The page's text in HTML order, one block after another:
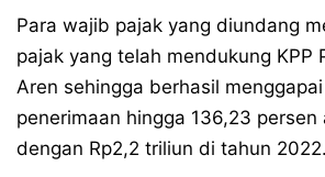
Para wajib pajak yang diundang
pajak yang telah mendukung KPP
Aren sehingga berhasil
penerimaan hingga 136,23 persen
dengan Rp2,2 triliun di tahun 2022.